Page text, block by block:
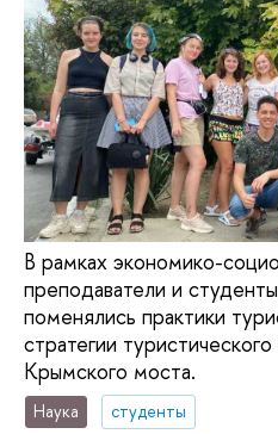
В рамках экономико-
преподаватели и
поменялись практики
стратегии
Крымского моста.
Наука
студенты